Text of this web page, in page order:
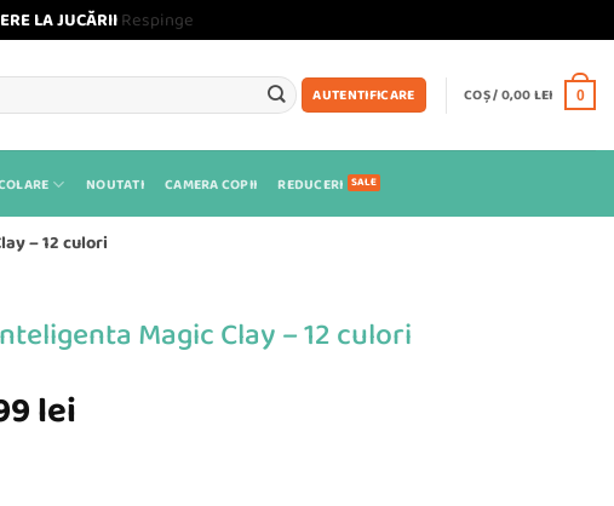
LA JUCĂRIIRespinge
AUTENTIFICARE COȘ /0,00LEI 0
NOUTATI CAMERA COPII REDUCERI
– 12 culori
Magic Clay – 12 culori
leiPrețul